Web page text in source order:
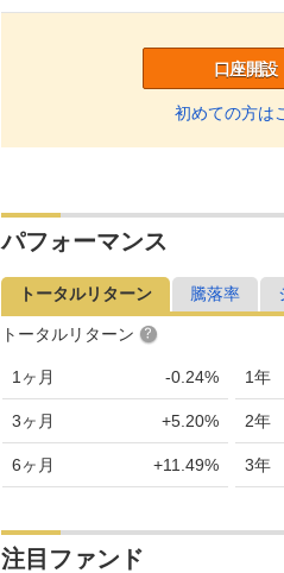
口座開設
初めての方は
パフォーマンス
トータルリターン 騰落率
トータルリターン
1ヶ月 -0.24%
3ヶ月 +5.20%
6ヶ月 +11.49%
1年
2年
3年
注目ファンド